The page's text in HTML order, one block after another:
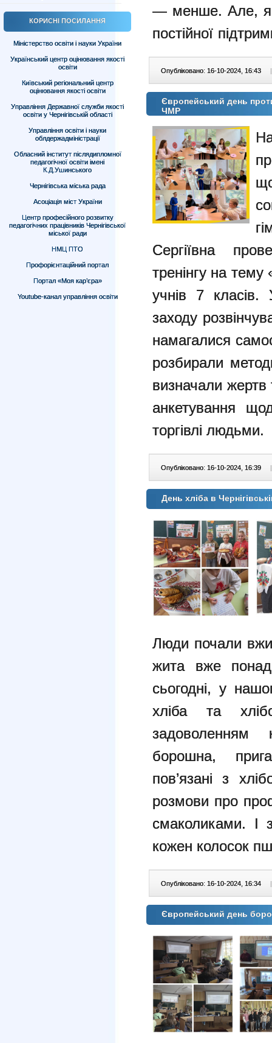
КОРИСНІ ПОСИЛАННЯ
Міністерство освіти і науки України
Український центр оцінювання якості
освіти
Київський регіональний центр
оцінювання якості освіти
Управління Державної служби якості
освіти у Чернігівській області
Управління освіти і науки
облдержадміністрації
Обласний інститут післядипломної
педагогічної освіти імені
К.Д.Ушинського
Чернігівська міська рада
Асоціація міст України
Центр професійного розвитку
педагогічних працівників Чернігівської
міської ради
НМЦ ПТО
Профорієнтаційний портал
Портал «Моя кар’єра»
Youtube-канал управління освіти
— менше. Але, як
постійної
Опубліковано: 16-10-2024, 16:43 |
Європейський день
ЧМР
Сергіївна
тренінгу на тему
учнів 7 класів.
заходу
намагалися
розбирали
визначали жертв
анкетування
торгівлі людьми.
Опубліковано: 16-10-2024, 16:39 |
День хліба в
Люди почали
жита вже
сьогодні, у
хліба та
задоволенням
борошна,
пов’язані з
розмови про
смаколиками. І
кожен колосок
Опубліковано: 16-10-2024, 16:34 |
Європейський день